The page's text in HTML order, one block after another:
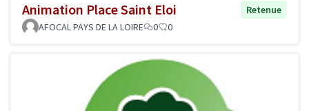
Animation Place Saint Eloi
Retenue
AFOCAL PAYS DE LA LOIRE
0 0